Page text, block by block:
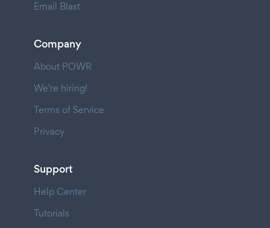
Email Blast
Company
About POWR
We're hiring!
Terms of Service
Privacy
Support
Help Center
Tutorials